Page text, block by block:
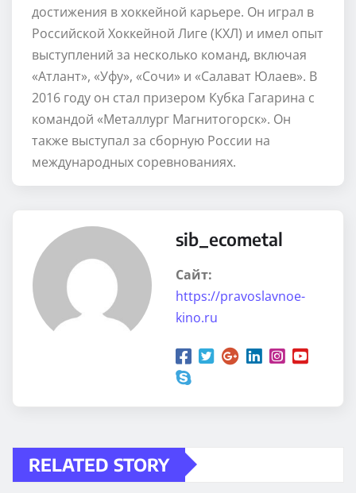
достижения в хоккейной карьере. Он играл в
Российской Хоккейной Лиге (КХЛ) и имел опыт
выступлений за несколько команд, включая
«Атлант», «Уфу», «Сочи» и «Салават Юлаев». В
2016 году он стал призером Кубка Гагарина с
командой «Металлург Магнитогорск». Он
также выступал за сборную России на
международных соревнованиях.
sib_ecometal
Сайт:
https://pravoslavnoe-
kino.ru
RELATED STORY